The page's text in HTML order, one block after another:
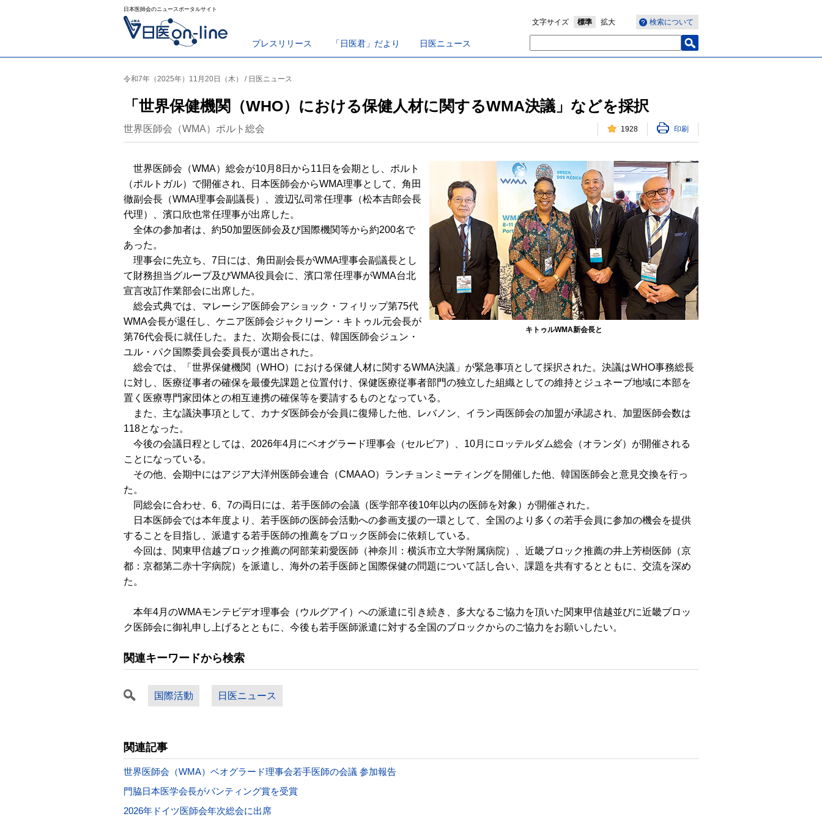
日本医師会のニュースポータルサイト
プレスリリース 「日医君」だより 日医ニュース
検索について
文字サイズ 標準 拡大
令和7年（2025年）11月20日（木） / 日医ニュース
「世界保健機関（WHO）における保健人材に関するWMA決議」などを採択
世界医師会（WMA）ポルト総会 1928 印刷
キトゥルWMA新会長と
世界医師会（WMA）総会が10月8日から11日を会期とし、ポルト
（ポルトガル）で開催され、日本医師会からWMA理事として、角田
徹副会長（WMA理事会副議長）、渡辺弘司常任理事（松本吉郎会長
代理）、濱口欣也常任理事が出席した。
全体の参加者は、約50加盟医師会及び国際機関等から約200名で
あった。
理事会に先立ち、7日には、角田副会長がWMA理事会副議長とし
て財務担当グループ及びWMA役員会に、濱口常任理事がWMA台北
宣言改訂作業部会に出席した。
総会式典では、マレーシア医師会アショック・フィリップ第75代
WMA会長が退任し、ケニア医師会ジャクリーン・キトゥル元会長が
第76代会長に就任した。また、次期会長には、韓国医師会ジュン・
ユル・パク国際委員会委員長が選出された。
総会では、「世界保健機関（WHO）における保健人材に関するWMA決議」が緊急事項として採択された。決議はWHO事務総長
に対し、医療従事者の確保を最優先課題と位置付け、保健医療従事者部門の独立した組織としての維持とジュネーブ地域に本部を
置く医療専門家団体との相互連携の確保等を要請するものとなっている。
また、主な議決事項として、カナダ医師会が会員に復帰した他、レバノン、イラン両医師会の加盟が承認され、加盟医師会数は
118となった。
今後の会議日程としては、2026年4月にベオグラード理事会（セルビア）、10月にロッテルダム総会（オランダ）が開催される
ことになっている。
その他、会期中にはアジア大洋州医師会連合（CMAAO）ランチョンミーティングを開催した他、韓国医師会と意見交換を行っ
た。
同総会に合わせ、6、7の両日には、若手医師の会議（医学部卒後10年以内の医師を対象）が開催された。
日本医師会では本年度より、若手医師の医師会活動への参画支援の一環として、全国のより多くの若手会員に参加の機会を提供
することを目指し、派遣する若手医師の推薦をブロック医師会に依頼している。
今回は、関東甲信越ブロック推薦の阿部茉莉愛医師（神奈川：横浜市立大学附属病院）、近畿ブロック推薦の井上芳樹医師（京
都：京都第二赤十字病院）を派遣し、海外の若手医師と国際保健の問題について話し合い、課題を共有するとともに、交流を深め
た。
本年4月のWMAモンテビデオ理事会（ウルグアイ）への派遣に引き続き、多大なるご協力を頂いた関東甲信越並びに近畿ブロッ
ク医師会に御礼申し上げるとともに、今後も若手医師派遣に対する全国のブロックからのご協力をお願いしたい。
関連キーワードから検索
国際活動 日医ニュース
関連記事
世界医師会（WMA）ベオグラード理事会若手医師の会議 参加報告
門脇日本医学会長がバンティング賞を受賞
2026年ドイツ医師会年次総会に出席